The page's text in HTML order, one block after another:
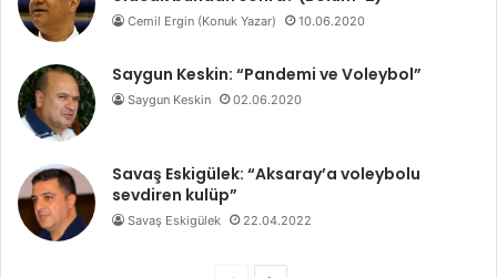
Cemil Ergin (Konuk Yazar) 10.06.2020
Saygun Keskin: “Pandemi ve Voleybol”
Saygun Keskin 02.06.2020
Savaş Eskigülek: “Aksaray’a voleybolu
sevdiren kulüp”
Savaş Eskigülek 22.04.2022